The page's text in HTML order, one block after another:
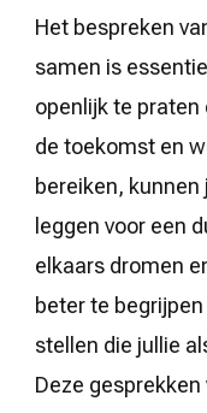
Het bespreken
samen is
openlijk te praten
de toekomst en
bereiken,
leggen voor een
elkaars dromen
beter te
stellen die jullie
Deze